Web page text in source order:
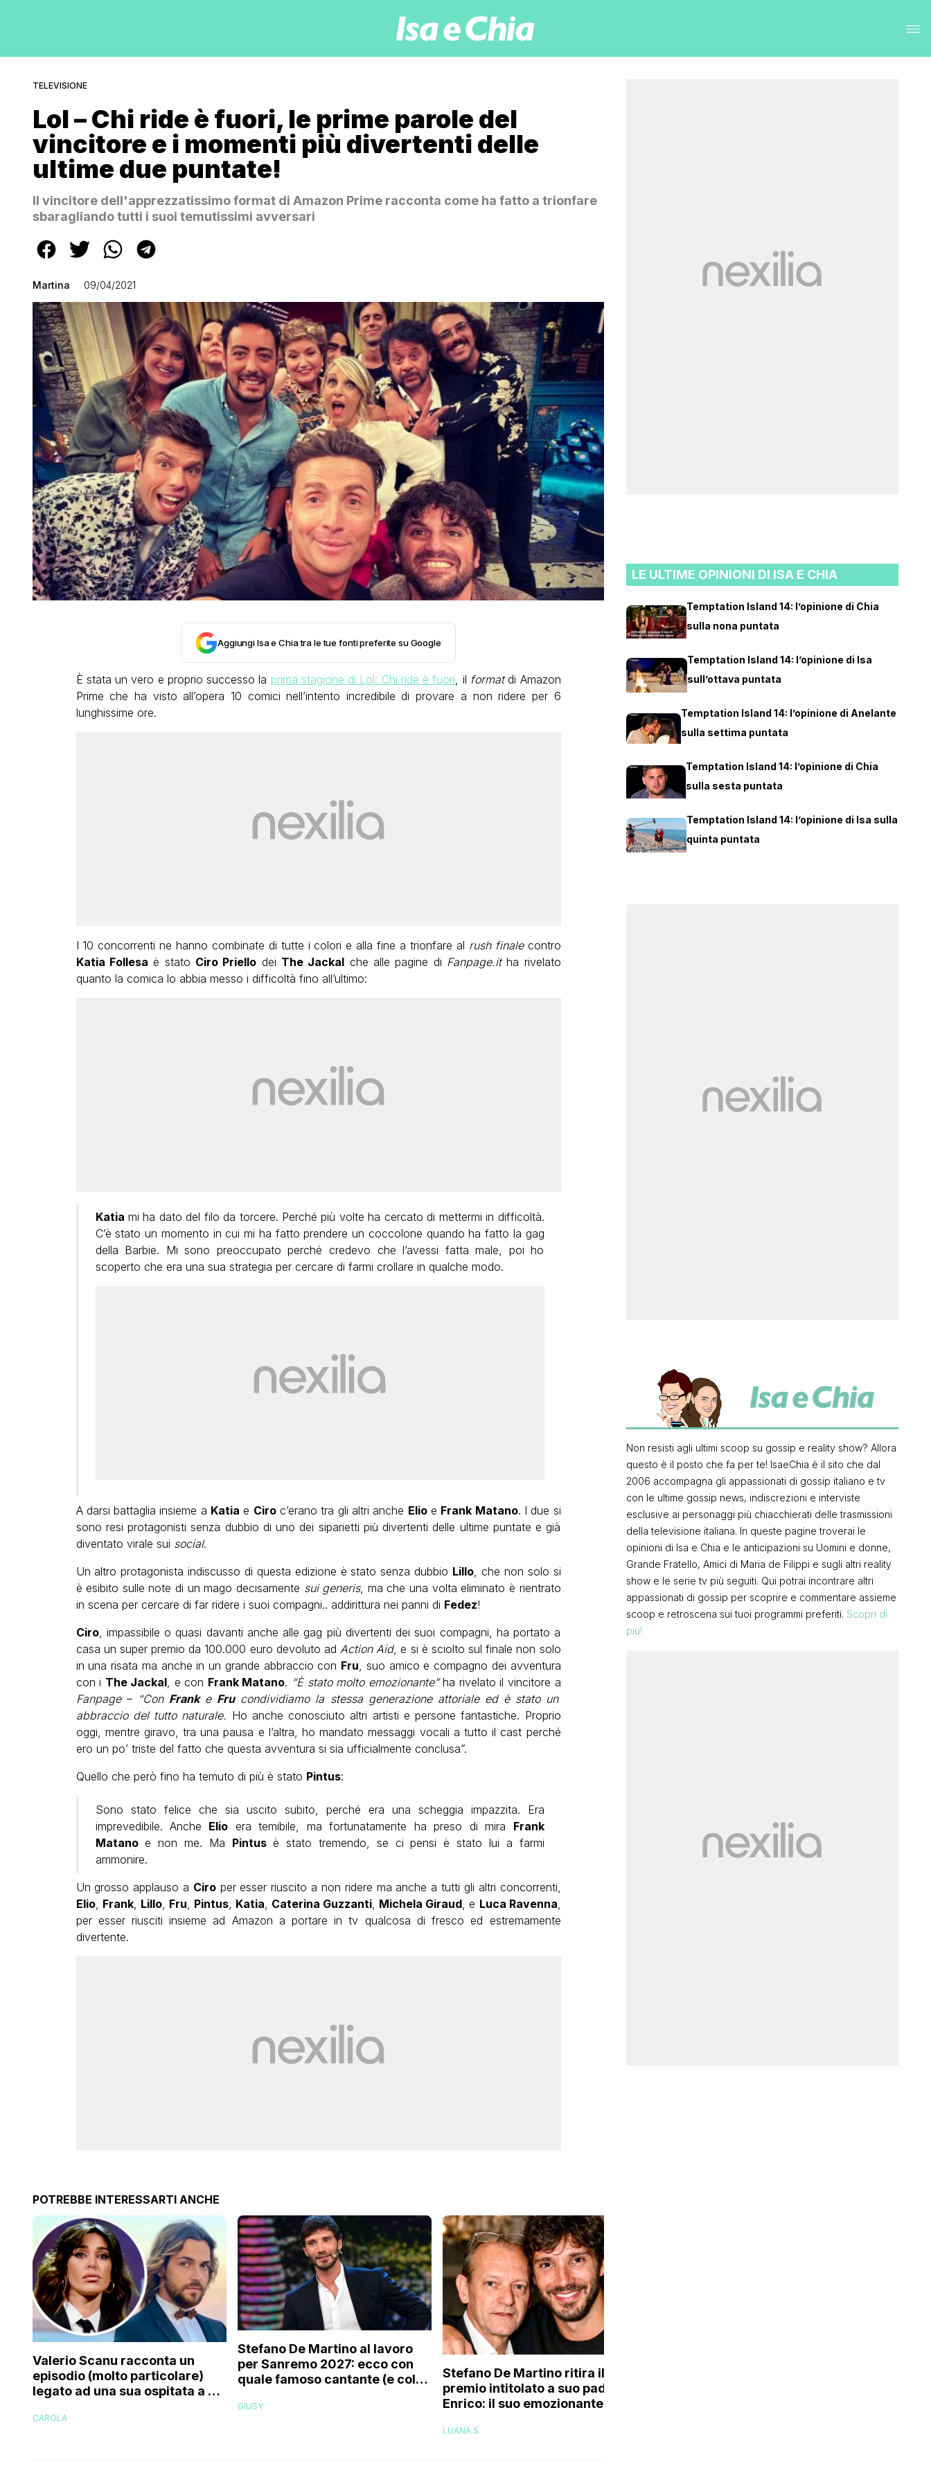
TELEVISIONE
Lol – Chi ride è fuori, le prime parole del
vincitore e i momenti più divertenti delle
ultime due puntate!
ll vincitore dell'apprezzatissimo format di Amazon Prime racconta come ha fatto a trionfare
sbaragliando tutti i suoi temutissimi avversari
Martina 09/04/2021
Aggiungi Isa e Chia tra le tue fonti preferite su Google
È stata un vero e proprio successo la prima stagione di Lol: Chi ride è fuori, il formatdi Amazon
Prime che ha visto all’opera 10 comici nell’intento incredibile di provare a non ridere per 6
lunghissime ore.
I 10 concorrenti ne hanno combinate di tutte i colori e alla fine a trionfare al rush finalecontro
Katia Follesa è stato Ciro Priello dei The Jackal che alle pagine di Fanpage.itha rivelato
quanto la comica lo abbia messo i difficoltà fino all’ultimo:
Katia mi ha dato del filo da torcere. Perché più volte ha cercato di mettermi in difficoltà.
C’è stato un momento in cui mi ha fatto prendere un coccolone quando ha fatto la gag
della Barbie. Mi sono preoccupato perché credevo che l’avessi fatta male, poi ho
scoperto che era una sua strategia per cercare di farmi crollare in qualche modo.
A darsi battaglia insieme a Katia e Ciroc’erano tra gli altri anche Elioe Frank Matano. I due si
sono resi protagonisti senza dubbio di uno dei siparietti più divertenti delle ultime puntate e già
diventato virale sui social.
Un altro protagonista indiscusso di questa edizione è stato senza dubbio Lillo, che non solo si
è esibito sulle note di un mago decisamente sui generis, ma che una volta eliminato è rientrato
in scena per cercare di far ridere i suoi compagni.. addirittura nei panni di Fedez!
Ciro, impassibile o quasi davanti anche alle gag più divertenti dei suoi compagni, ha portato a
casa un super premio da 100.000 euro devoluto ad Action Aid, e si è sciolto sul finale non solo
in una risata ma anche in un grande abbraccio con Fru, suo amico e compagno dei avventura
con i The Jackal, e con Frank Matano. “È stato molto emozionante”ha rivelato il vincitore a
Fanpage– “Con Franke Frucondividiamo la stessa generazione attoriale ed è stato un
abbraccio del tutto naturale. Ho anche conosciuto altri artisti e persone fantastiche. Proprio
oggi, mentre giravo, tra una pausa e l’altra, ho mandato messaggi vocali a tutto il cast perché
ero un po’ triste del fatto che questa avventura si sia ufficialmente conclusa”.
Quello che però fino ha temuto di più è stato Pintus:
Sono stato felice che sia uscito subito, perché era una scheggia impazzita. Era
imprevedibile. Anche Elio era temibile, ma fortunatamente ha preso di mira Frank
Matanoe non me. Ma Pintusè stato tremendo, se ci pensi è stato lui a farmi
ammonire.
Un grosso applauso a Ciroper esser riuscito a non ridere ma anche a tutti gli altri concorrenti,
Elio, Frank, Lillo, Fru, Pintus, Katia, Caterina Guzzanti, Michela Giraud, e Luca Ravenna,
per esser riusciti insieme ad Amazon a portare in tv qualcosa di fresco ed estremamente
divertente.
POTREBBE INTERESSARTI ANCHE
Valerio Scanu racconta un
episodio (molto particolare)
legato ad una sua ospitata a Le
Rodriguez ha smesso di
CAROLA
Stefano De Martino al lavoro
per Sanremo 2027: ecco con
quale famoso cantante (e col
paparazzato
GIUSY
Stefano De Martino ritira il
premio intitolato a suo padre
Enrico: il suo emozionante
LUANA S.
LE ULTIME OPINIONI DI ISA E CHIA
Temptation Island 14: l’opinione di Chia
sulla nona puntata
Temptation Island 14: l’opinione di Isa
sull’ottava puntata
Temptation Island 14: l’opinione di Anelante
sulla settima puntata
Temptation Island 14: l’opinione di Chia
sulla sesta puntata
Temptation Island 14: l’opinione di Isa sulla
quinta puntata
Non resisti agli ultimi scoop su gossip e reality show? Allora
questo è il posto che fa per te! IsaeChia è il sito che dal
2006 accompagna gli appassionati di gossip italiano e tv
con le ultime gossip news, indiscrezioni e interviste
esclusive ai personaggi più chiacchierati delle trasmissioni
della televisione italiana. In queste pagine troverai le
opinioni di Isa e Chia e le anticipazioni su Uomini e donne,
Grande Fratello, Amici di Maria de Filippi e sugli altri reality
show e le serie tv più seguiti. Qui potrai incontrare altri
appassionati di gossip per scoprire e commentare assieme
scoop e retroscena sui tuoi programmi preferiti. Scopri di
più!